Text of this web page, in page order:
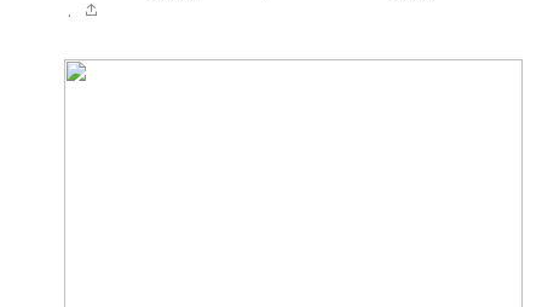
.